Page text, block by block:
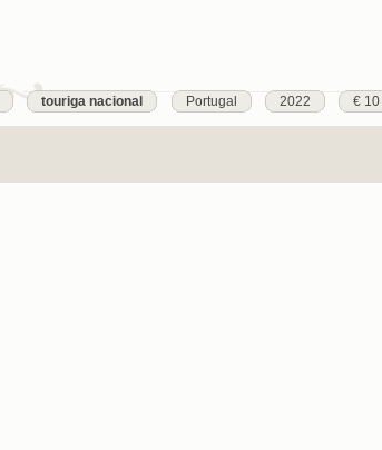
touriga nacional Portugal 2022 € 10